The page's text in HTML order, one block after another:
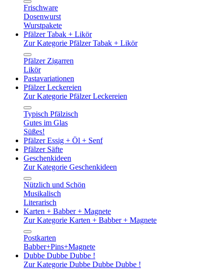
Frischware
Dosenwurst
Wurstpakete
Pfälzer Tabak + Likör
Zur Kategorie Pfälzer Tabak + Likör
Pfälzer Zigarren
Likör
Pastavariationen
Pfälzer Leckereien
Zur Kategorie Pfälzer Leckereien
Typisch Pfälzisch
Gutes im Glas
Süßes!
Pfälzer Essig + Öl + Senf
Pfälzer Säfte
Geschenkideen
Zur Kategorie Geschenkideen
Nützlich und Schön
Musikalisch
Literarisch
Karten + Babber + Magnete
Zur Kategorie Karten + Babber + Magnete
Postkarten
Babber+Pins+Magnete
Dubbe Dubbe Dubbe !
Zur Kategorie Dubbe Dubbe Dubbe !